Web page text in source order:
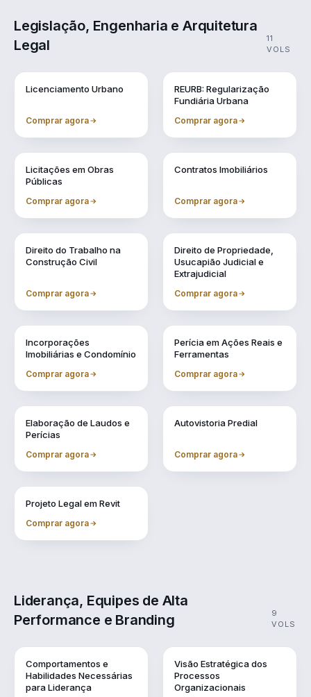
Legislação, Engenharia e Arquitetura
Legal
11
VOLS
Licenciamento Urbano
Comprar agora
REURB: Regularização
Fundiária Urbana
Comprar agora
Licitações em Obras
Públicas
Comprar agora
Contratos Imobiliários
Comprar agora
Direito do Trabalho na
Construção Civil
Comprar agora
Direito de Propriedade,
Usucapião Judicial e
Extrajudicial
Comprar agora
Incorporações
Imobiliárias e Condomínio
Comprar agora
Vol. 7
Perícia em Ações Reais e
Ferramentas
Comprar agora
Elaboração de Laudos e
Perícias
Comprar agora
Autovistoria Predial
Comprar agora
Projeto Legal em Revit
Comprar agora
Liderança, Equipes de Alta
Performance e Branding
9
VOLS
Comportamentos e
Habilidades Necessárias
para Liderança
Visão Estratégica dos
Processos
Organizacionais